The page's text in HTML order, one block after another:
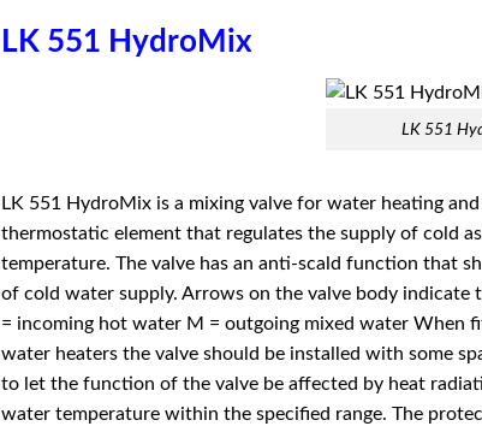
LK 551 HydroMix
LK 551
LK 551 HydroMix is a mixing valve for water heating
thermostatic element that regulates the supply of cold
temperature. The valve has an anti-scald function that
of cold water supply. Arrows on the valve body
= incoming hot water M = outgoing mixed water
water heaters the valve should be installed with some
to let the function of the valve be affected by heat
water temperature within the specified range. The